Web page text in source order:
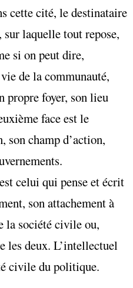
cette cité, le destinataire
laquelle tout repose,
si on peut dire,
de la communauté,
propre foyer, son lieu
face est le
son champ d’action,
celui qui pense et écrit
son attachement à
la société civile ou,
les deux. L’intellectuel
civile du politique.